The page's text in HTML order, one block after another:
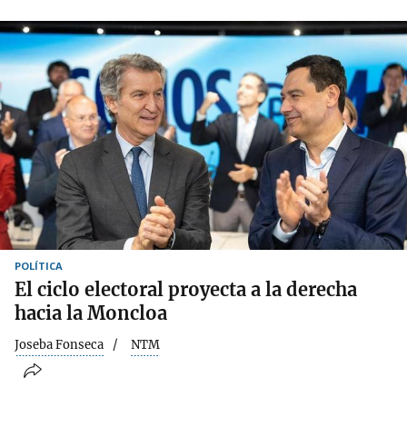
POLÍTICA
El ciclo electoral proyecta a la derecha
hacia la Moncloa
Joseba Fonseca NTM